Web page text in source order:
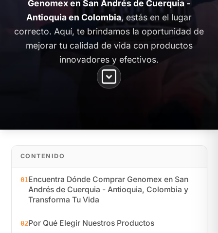
Genomex en San Andrés de Cuerquia -
Antioquia en Colombia, estás en el lugar
correcto. Aquí, te brindamos la oportunidad de
mejorar tu calidad de vida con productos
innovadores y efectivos.
CONTENIDO
01Encuentra Dónde Comprar Genomex en San
Andrés de Cuerquia - Antioquia, Colombia y
Transforma Tu Vida
02Por Qué Elegir Nuestros Productos